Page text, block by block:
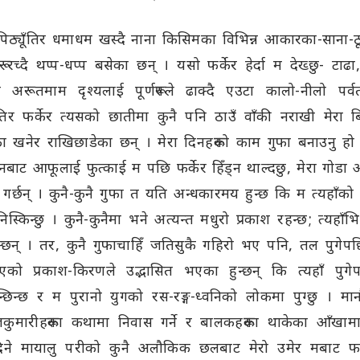
धमाधम खस्दै नाना किसिमका विभिन्न आकारका-साना-
रच्दै थप्प-धप्प बसेका छन् । यसो फर्केर हेर्दा म देख्छु- टाढा,
तमाम दृश्यलाई पूर्णरूपले ढाक्दै एउटा कालो-नीलो
फर्केर त्यसको छातीमा कुनै पनि ठाउँ वाँकी नराखी मेरा
राखिछाडेका छन् । मेरा दिनहरूको काम गुफा बनाउनु
आफूलाई फुत्काई म पछि फर्केर हिँड्न थाल्दछु, मेरा गोडा
गर्छन् । कुनै-कुनै गुफा त यति अन्धकारमय हुन्छ कि म त्यहाँको
। कुनै-कुनैमा भने अत्यन्त मधुरो प्रकाश रहन्छ;
। तर, कुनै गुफाचाहिँ जतिसुकै गहिरो भए पनि, तल
प्रकाश-किरणले उद्भासित भएका हुन्छन् कि त्यहाँ
र म पुरानो युगको रस-रङ्ग-ध्वनिको लोकमा पुग्छु ।
कथामा निवास गर्ने र बालकहरूका थाकेका
मायालु परीको कुनै अलौकिक छलबाट मेरो उमेर मबाट